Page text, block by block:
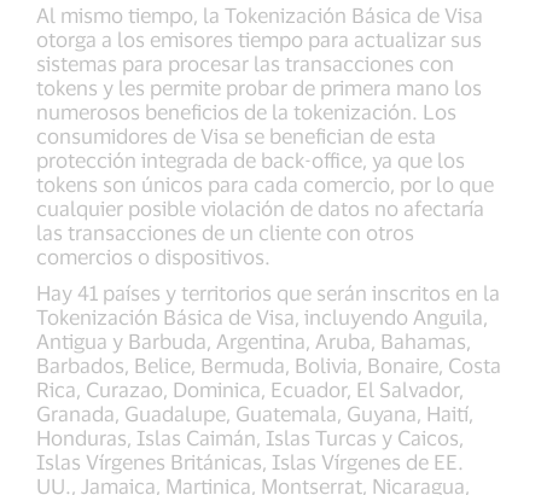
Al mismo tiempo, la Tokenización Básica de Visa
otorga a los emisores tiempo para actualizar sus
sistemas para procesar las transacciones con
tokens y les permite probar de primera mano los
numerosos beneficios de la tokenización. Los
consumidores de Visa se benefician de esta
protección integrada de back-office, ya que los
tokens son únicos para cada comercio, por lo que
cualquier posible violación de datos no afectaría
las transacciones de un cliente con otros
comercios o dispositivos.
Hay 41 países y territorios que serán inscritos en la
Tokenización Básica de Visa, incluyendo Anguila,
Antigua y Barbuda, Argentina, Aruba, Bahamas,
Barbados, Belice, Bermuda, Bolivia, Bonaire, Costa
Rica, Curazao, Dominica, Ecuador, El Salvador,
Granada, Guadalupe, Guatemala, Guyana, Haití,
Honduras, Islas Caimán, Islas Turcas y Caicos,
Islas Vírgenes Británicas, Islas Vírgenes de EE.
UU., Jamaica, Martinica, Montserrat, Nicaragua,